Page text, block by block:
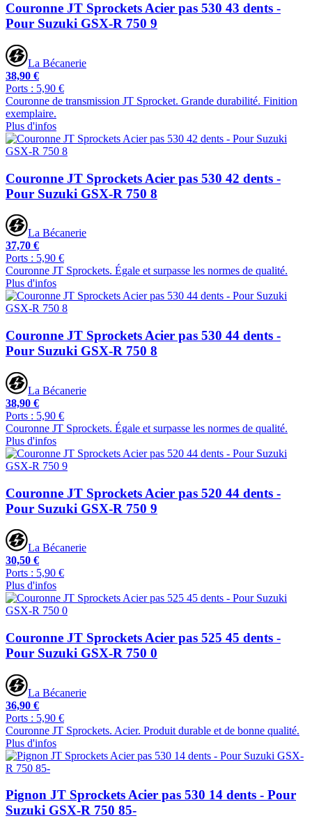
Couronne JT Sprockets Acier pas 530 43 dents -
Pour Suzuki GSX-R 750 9
La Bécanerie
38,90 €
Ports : 5,90 €
Couronne de transmission JT Sprocket. Grande durabilité. Finition
exemplaire.
Plus d'infos
Couronne JT Sprockets Acier pas 530 42 dents -
Pour Suzuki GSX-R 750 8
La Bécanerie
37,70 €
Ports : 5,90 €
Couronne JT Sprockets. Égale et surpasse les normes de qualité.
Plus d'infos
Couronne JT Sprockets Acier pas 530 44 dents -
Pour Suzuki GSX-R 750 8
La Bécanerie
38,90 €
Ports : 5,90 €
Couronne JT Sprockets. Égale et surpasse les normes de qualité.
Plus d'infos
Couronne JT Sprockets Acier pas 520 44 dents -
Pour Suzuki GSX-R 750 9
La Bécanerie
30,50 €
Ports : 5,90 €
Plus d'infos
Couronne JT Sprockets Acier pas 525 45 dents -
Pour Suzuki GSX-R 750 0
La Bécanerie
36,90 €
Ports : 5,90 €
Couronne JT Sprockets. Acier. Produit durable et de bonne qualité.
Plus d'infos
Pignon JT Sprockets Acier pas 530 14 dents - Pour
Suzuki GSX-R 750 85-